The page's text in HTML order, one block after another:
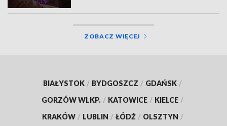
ZOBACZ WIĘCEJ
BIAŁYSTOK / BYDGOSZCZ / GDAŃSK /
GORZÓW WLKP. / KATOWICE / KIELCE /
KRAKÓW / LUBLIN / ŁÓDŹ / OLSZTYN /